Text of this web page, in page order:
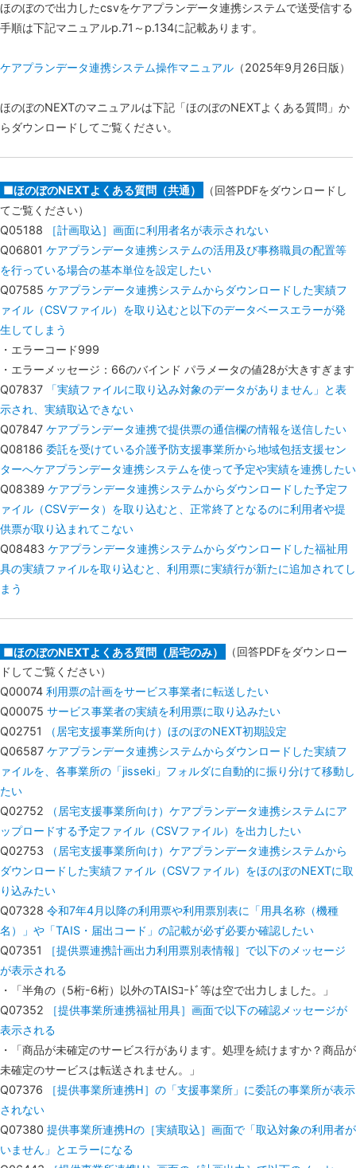
ほのぼので出力したcsvをケアプランデータ連携システムで送受信する
手順は下記マニュアルp.71～p.134に記載あります。
ケアプランデータ連携システム操作マニュアル （2025年9月26日版）
ほのぼのNEXTのマニュアルは下記「ほのぼのNEXTよくある質問」か
らダウンロードしてご覧ください。
■ほのぼのNEXTよくある質問（共通）
（回答PDFをダウンロードし
てご覧ください）
Q05188
［計画取込］画面に利用者名が表示されない
Q06801 ケアプランデータ連携システムの活用及び事務職員の配置等
を行っている場合の基本単位を設定したい
Q07585 ケアプランデータ連携システムからダウンロードした実績フ
ァイル（CSVファイル）を取り込むと以下のデータベースエラーが発
生してしまう
・エラーコード999
・エラーメッセージ：66のバインド パラメータの値28が大きすぎます
Q07837
「実績ファイルに取り込み対象のデータがありません」と表
示され、実績取込できない
Q07847 ケアプランデータ連携で提供票の通信欄の情報を送信したい
Q08186 委託を受けている介護予防支援事業所から地域包括支援セン
ターへケアプランデータ連携システムを使って予定や実績を連携したい
Q08389 ケアプランデータ連携システムからダウンロードした予定フ
ァイル（CSVデータ）を取り込むと、正常終了となるのに利用者や提
供票が取り込まれてこない
Q08483 ケアプランデータ連携システムからダウンロードした福祉用
具の実績ファイルを取り込むと、利用票に実績行が新たに追加されてし
まう
■ほのぼのNEXTよくある質問（居宅のみ）
（回答PDFをダウンロー
ドしてご覧ください）
Q00074 利用票の計画をサービス事業者に転送したい
Q00075 サービス事業者の実績を利用票に取り込みたい
Q02751
（居宅支援事業所向け）ほのぼのNEXT初期設定
Q06587 ケアプランデータ連携システムからダウンロードした実績フ
ァイルを、各事業所の「jisseki」フォルダに自動的に振り分けて移動し
たい
Q02752
（居宅支援事業所向け）ケアプランデータ連携システムにア
ップロードする予定ファイル（CSVファイル）を出力したい
Q02753
（居宅支援事業所向け）ケアプランデータ連携システムから
ダウンロードした実績ファイル（CSVファイル）をほのぼのNEXTに取
り込みたい
Q07328 令和7年4月以降の利用票や利用票別表に「用具名称（機種
名）」や「TAIS・届出コード」の記載が必ず必要か確認したい
Q07351
［提供票連携計画出力利用票別表情報］で以下のメッセージ
が表示される
・「半角の（5桁-6桁）以外のTAISｺｰﾄﾞ等は空で出力しました。」
Q07352
［提供事業所連携福祉用具］画面で以下の確認メッセージが
表示される
・「商品が未確定のサービス行があります。処理を続けますか？商品が
未確定のサービスは転送されません。」
Q07376
［提供事業所連携H］の「支援事業所」に委託の事業所が表示
されない
Q07380 提供事業所連携Hの［実績取込］画面で「取込対象の利用者が
いません」とエラーになる